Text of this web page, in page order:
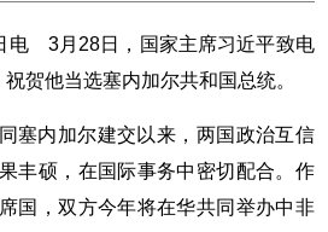
电 3月28日，国家主席习近平致电
祝贺他当选塞内加尔共和国总统。
塞内加尔建交以来，两国政治互信
丰硕，在国际事务中密切配合。作
国，双方今年将在华共同举办中非